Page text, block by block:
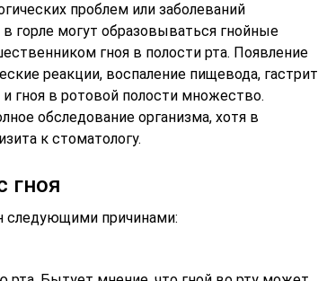
проблем или заболеваний
горле могут образовываться гнойные
гноя в полости рта. Появление
реакции, воспаление пищевода, гастрит
и гноя в ротовой полости множество.
обследование организма, хотя в
к стоматологу.
гноя
следующими причинами: